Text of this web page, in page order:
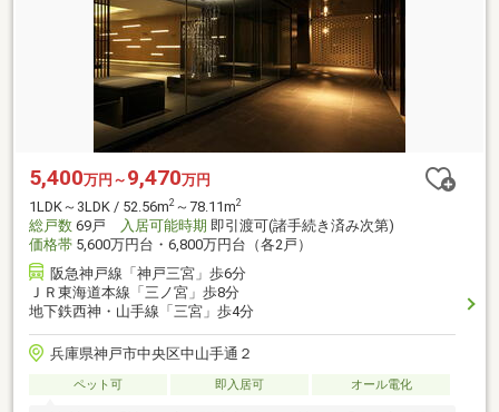
5,400万円～ 9,470万円
1LDK～3LDK / 52.56m2 ～78.11m2
総戸数 69戸 入居可能時期 即引渡可(諸手続き済み次第)
価格帯 5,600万円台・6,800万円台（各2戸）
阪急神戸線「神戸三宮」歩6分
ＪＲ東海道本線「三ノ宮」歩8分
地下鉄西神・山手線「三宮」歩4分
兵庫県神戸市中央区中山手通２
ペット可 即入居可 オール電化